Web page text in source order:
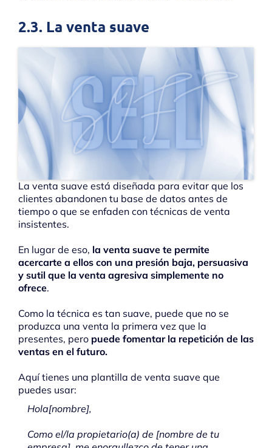
2.3. La venta suave
La venta suave está diseñada para evitar que los
clientes abandonen tu base de datos antes de
tiempo o que se enfaden con técnicas de venta
insistentes.
En lugar de eso, la venta suave te permite
acercarte a ellos con una presión baja, persuasiva
y sutil que la venta agresiva simplemente no
ofrece.
Como la técnica es tan suave, puede que no se
produzca una venta la primera vez que la
presentes, pero puede fomentar la repetición de las
ventas en el futuro.
Aquí tienes una plantilla de venta suave que
puedes usar:
Hola[nombre],
Como el/la propietario(a) de [nombre de tu